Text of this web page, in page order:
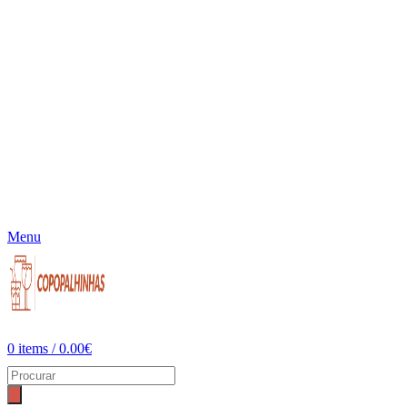
Menu
0 items / 0.00€